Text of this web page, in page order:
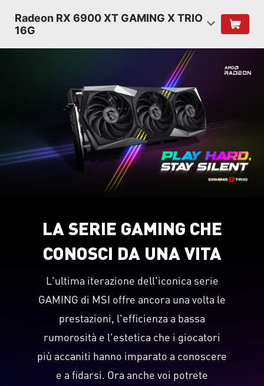
Radeon RX 6900 XT GAMING X TRIO
16G
LA SERIE GAMING CHE
CONOSCI DA UNA VITA
L'ultima iterazione dell'iconica serie
GAMING di MSI offre ancora una volta le
prestazioni, l'efficienza a bassa
rumorosità e l'estetica che i giocatori
più accaniti hanno imparato a conoscere
e a fidarsi. Ora anche voi potrete